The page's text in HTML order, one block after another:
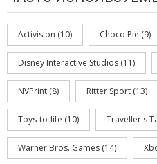
Activision (10) Choco Pie (9)
Disney Interactive Studios (11)
NVPrint (8) Ritter Sport (13)
Toys-to-life (10) Traveller's
Warner Bros. Games (14)